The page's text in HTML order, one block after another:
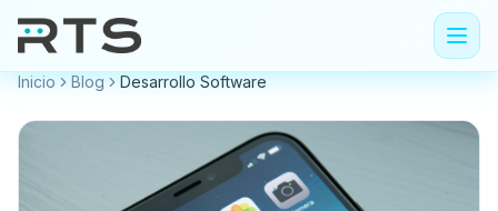
Inicio Blog Desarrollo Software